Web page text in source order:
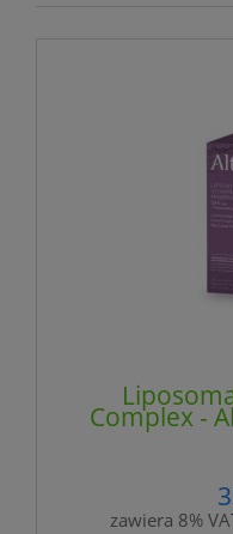
Complex -
zawiera 8%